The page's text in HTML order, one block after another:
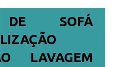
DE SOFÁ
LAVAGEM